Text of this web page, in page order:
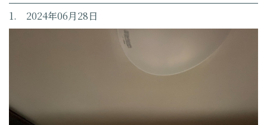
1. 2024年06月28日